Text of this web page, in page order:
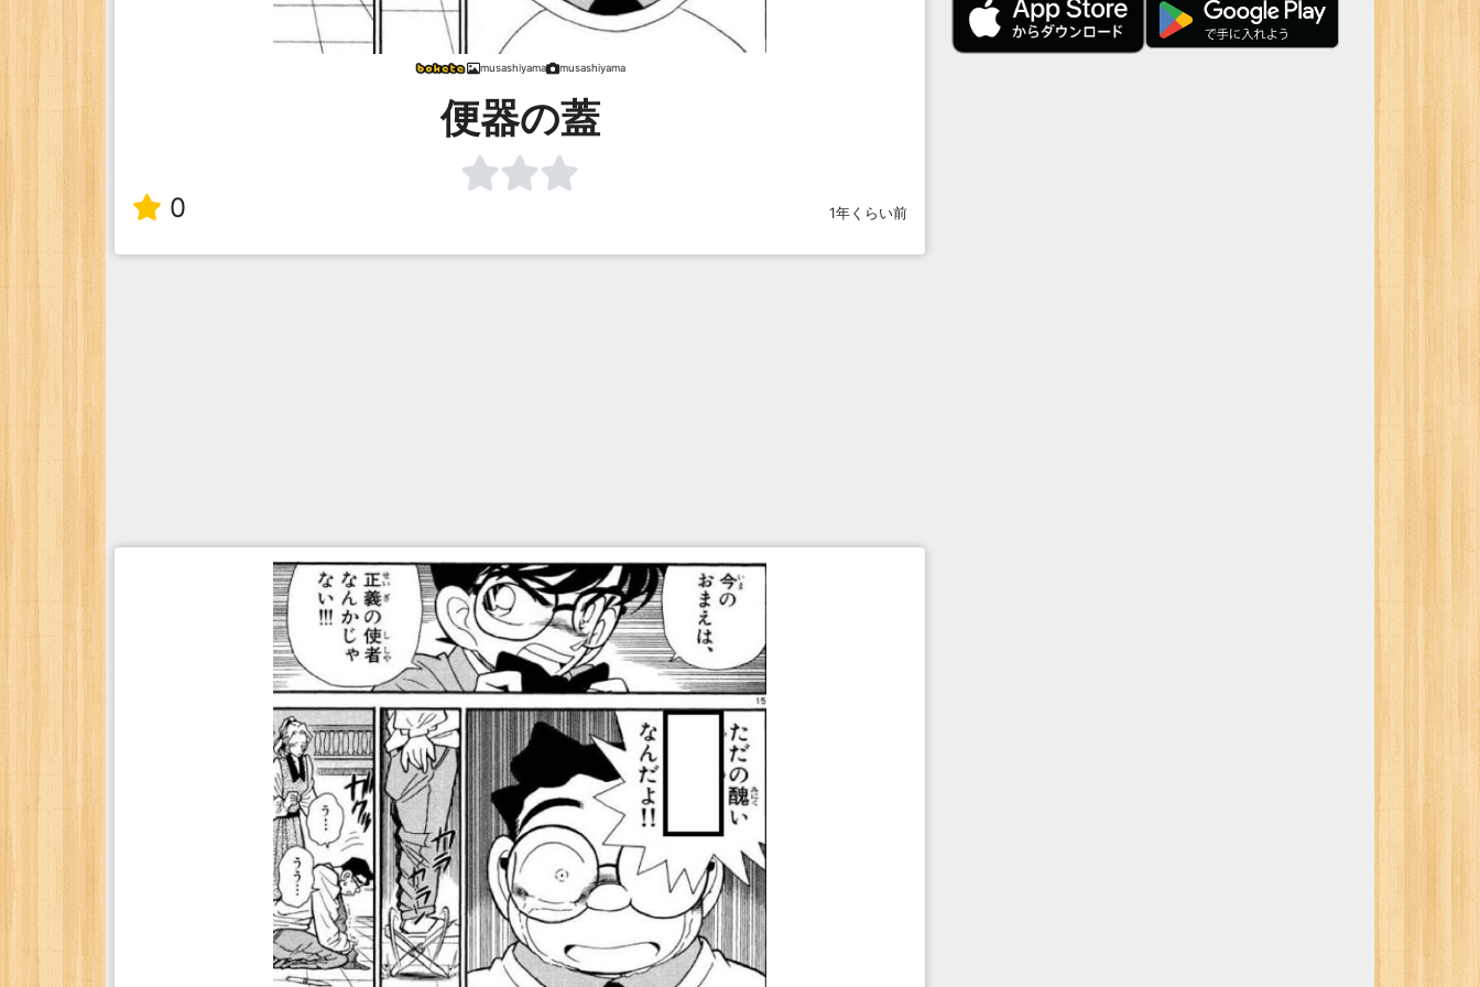
musashiyama musashiyama
便器の蓋
0 1年くらい前